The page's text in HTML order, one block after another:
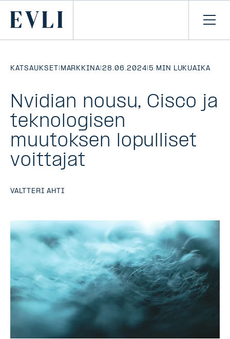
Primary
Avaa
KATSAUKSET | MARKKINA|28.06.2024|5 MIN LUKUAIKA
Nvidian nousu, Cisco ja
teknologisen
muutoksen lopulliset
voittajat
VALTTERI AHTI